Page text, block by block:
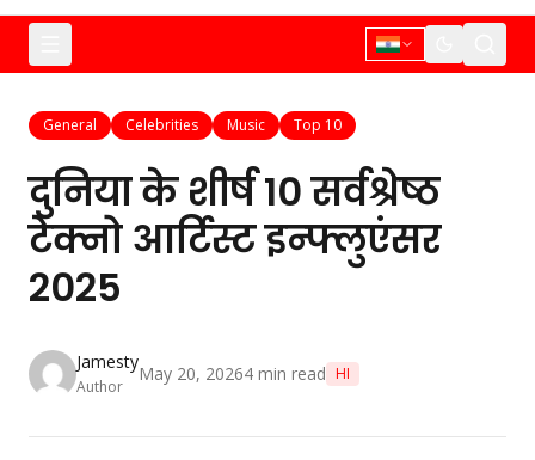
General Celebrities Music Top 10
दुनिया के शीर्ष 10 सर्वश्रेष्ठ
टेक्नो आर्टिस्ट इन्फ्लुएंसर
2025
Jamesty
Author
May 20, 20264 min read HI